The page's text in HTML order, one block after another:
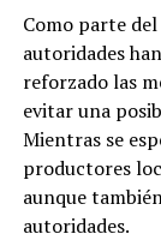
Como parte
autoridades
reforzado las
evitar una
Mientras se
productores
aunque
autoridades.